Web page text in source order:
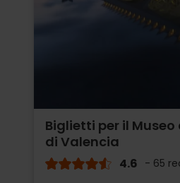
Biglietti per il Museo
di Valencia
4.6 - 65